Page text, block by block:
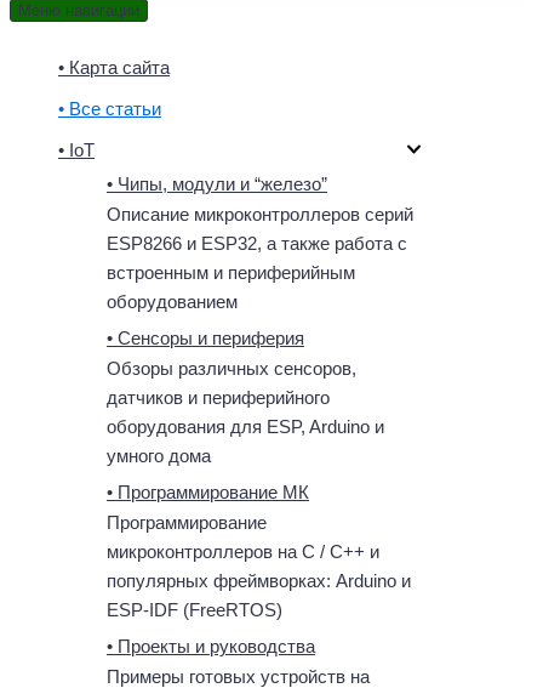
Меню навигации
• Карта сайта
• Все статьи
• IoT
• Чипы, модули и “железо”
Описание микроконтроллеров серий
ESP8266 и ESP32, а также работа с
встроенным и периферийным
оборудованием
• Сенсоры и периферия
Обзоры различных сенсоров,
датчиков и периферийного
оборудования для ESP, Arduino и
умного дома
• Программирование МК
Программирование
микроконтроллеров на C / C++ и
популярных фреймворках: Arduino и
ESP-IDF (FreeRTOS)
• Проекты и руководства
Примеры готовых устройств на